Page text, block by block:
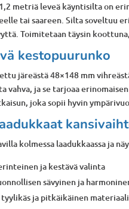
metriä leveä käyntisilta on
tai saareen. Silta soveltuu
Toimitetaan täysin
kestopuurunko
järeästä 48×148 mm
vahva, ja se tarjoaa
joka sopii hyvin
kolmessa laadukkaassa ja
ja kestävä valinta
sävyinen ja
ja pitkäikäinen